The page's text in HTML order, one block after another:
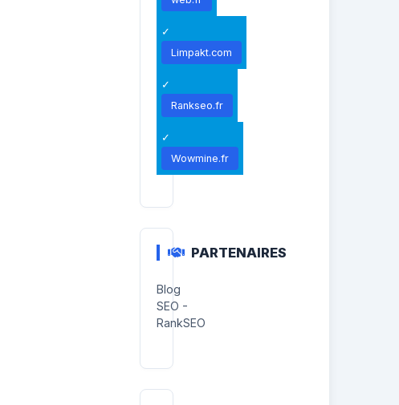
Limpakt.com
Rankseo.fr
Wowmine.fr
PARTENAIRES
Blog
SEO -
RankSEO